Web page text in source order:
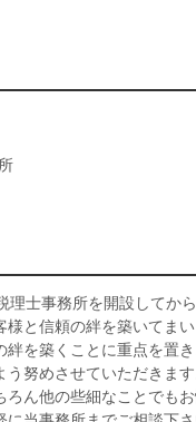
理士事務所を開設してか
と信頼の絆を築いてまい
絆を築くことに重点を置
う努めさせていただきます
ろん他の些細なことでも